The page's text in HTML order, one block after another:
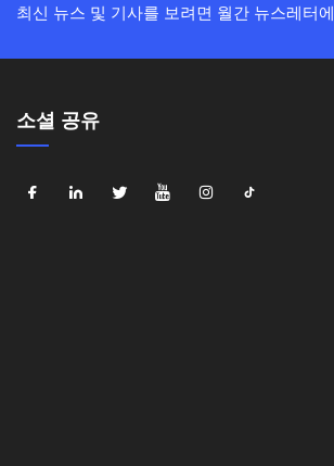
최신 뉴스 및 기사를 보려면 월간 뉴스레터
소셜 공유